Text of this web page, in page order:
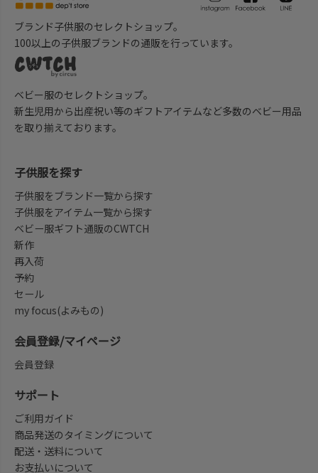
ブランド子供服のセレクトショップ。
100以上の子供服ブランドの通販を行っています。
ベビー服のセレクトショップ。
新生児用から出産祝い等のギフトアイテムなど多数のベビー用品
を取り揃えております。
子供服を探す
子供服をブランド一覧から探す
子供服をアイテム一覧から探す
ベビー服ギフト通販のCWTCH
新作
再入荷
予約
セール
my focus(よみもの)
会員登録/マイページ
会員登録
サポート
ご利用ガイド
商品発送のタイミングについて
配送・送料について
お支払いについて